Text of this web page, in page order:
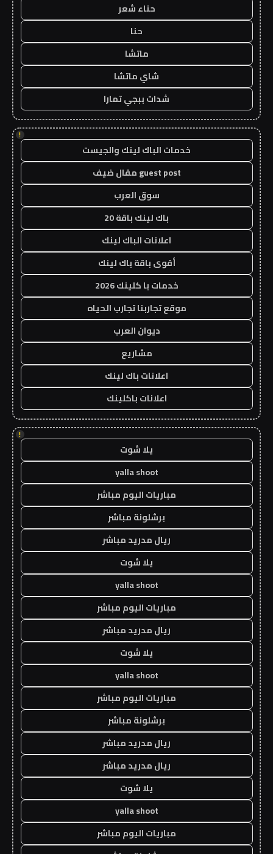
حناء شعر
حنا
ماتشا
شاي ماتشا
شدات ببجي تمارا
!
خدمات الباك لينك والجيست
guest post مقال ضيف
سوق العرب
باك لينك باقة 20
اعلانات الباك لينك
أقوى باقة باك لينك
خدمات با كلينك 2026
موقع تجاربنا تجارب الحياه
ديوان العرب
مشاريع
اعلانات باك لينك
اعلانات باكلينك
!
يلا شوت
yalla shoot
مباريات اليوم مباشر
برشلونة مباشر
ريال مدريد مباشر
يلا شوت
yalla shoot
مباريات اليوم مباشر
ريال مدريد مباشر
يلا شوت
yalla shoot
مباريات اليوم مباشر
برشلونة مباشر
ريال مدريد مباشر
ريال مدريد مباشر
يلا شوت
yalla shoot
مباريات اليوم مباشر